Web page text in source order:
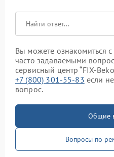
Вы можете ознакомиться
часто задаваемыми
сервисный центр “FIX-
+7 (800) 301-55-83 если
вопрос.
Общие
Вопросы по